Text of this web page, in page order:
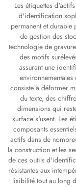
Les étiquettes
d'identification
permanent et durable
de gestion des
technologie de
des motifs
assurant une
consiste à déformer
du texte, des
dimensions qui
surface s'usent. Les
composants
actifs dans de
la construction et les
de ces outils
résistantes aux
lisibilité tout au long